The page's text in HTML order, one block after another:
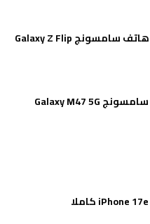
جميع مواصفات هاتف سامسونج Galaxy Z Flip
مواصفات هاتف سامسونج Galaxy M47 5G